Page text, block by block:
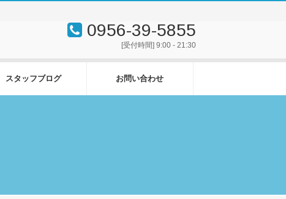
0956-39-5855
[受付時間] 9:00 - 21:30
スタッフブログ お問い合わせ